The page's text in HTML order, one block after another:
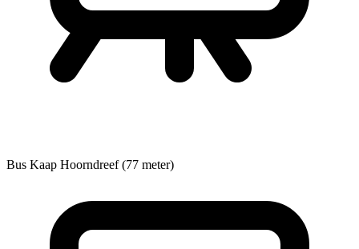
Bus Kaap Hoorndreef (77 meter)